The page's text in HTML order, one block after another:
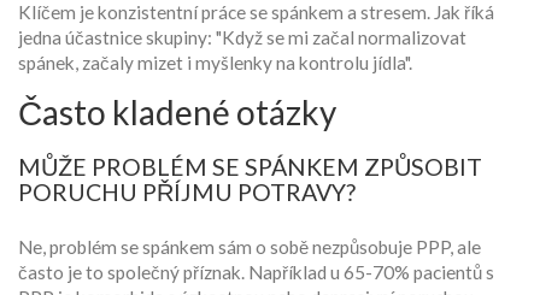
Klíčem je konzistentní práce se spánkem a stresem. Jak říká
jedna účastnice skupiny: "Když se mi začal normalizovat
spánek, začaly mizet i myšlenky na kontrolu jídla".
Často kladené otázky
MŮŽE PROBLÉM SE SPÁNKEM ZPŮSOBIT
PORUCHU PŘÍJMU POTRAVY?
Ne, problém se spánkem sám o sobě nezpůsobuje PPP, ale
často je to společný příznak. Například u 65-70% pacientů s